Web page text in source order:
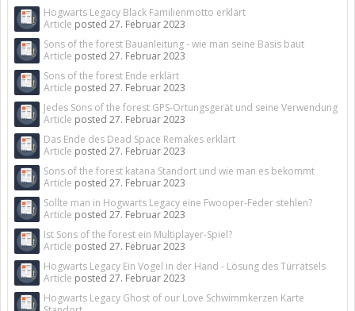
Hogwarts Legacy Black Familienmotto erklärt
Article posted 27. Februar 2023
Sons of the forest Bauanleitung - wie man seine Basis baut
Article posted 27. Februar 2023
Sons of the forest Ende erklärt
Article posted 27. Februar 2023
Jedes Sons of the forest GPS-Ortungsgerät und seine Verwendung
Article posted 27. Februar 2023
Das Ende des Dead Space Remakes erklärt
Article posted 27. Februar 2023
Sons of the forest katana Standort und wie man es bekommt
Article posted 27. Februar 2023
Sollte man in Hogwarts Legacy eine Fwooper-Feder stehlen?
Article posted 27. Februar 2023
Ist Sons of the forest ein Multiplayer-Spiel?
Article posted 27. Februar 2023
Hogwarts Legacy Ein Vogel in der Hand - Lösung des Türrätsels
Article posted 27. Februar 2023
Hogwarts Legacy Ghost of our Love Schwimmkerzen Karte